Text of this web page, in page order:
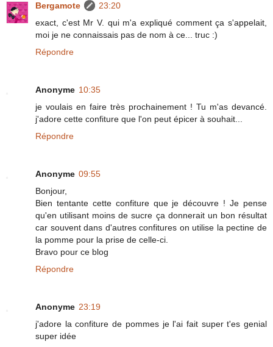
Bergamote
23:20
exact, c'est Mr V. qui m'a expliqué comment ça s'appelait,
moi je ne connaissais pas de nom à ce... truc :)
Répondre
Anonyme 10:35
je voulais en faire très prochainement ! Tu m'as devancé.
j'adore cette confiture que l'on peut épicer à souhait...
Répondre
Anonyme 09:55
Bonjour,
Bien tentante cette confiture que je découvre ! Je pense
qu'en utilisant moins de sucre ça donnerait un bon résultat
car souvent dans d'autres confitures on utilise la pectine de
la pomme pour la prise de celle-ci.
Bravo pour ce blog
Répondre
Anonyme 23:19
j'adore la confiture de pommes je l'ai fait super t'es genial
super idée